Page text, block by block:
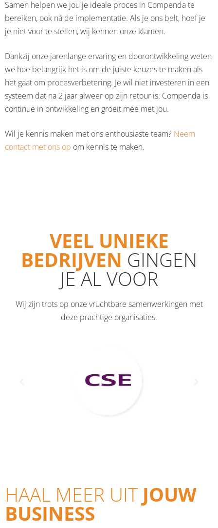
Samen helpen we jou je ideale proces in Compenda te
bereiken, ook ná de implementatie. Als je ons belt, hoef je
je niet voor te stellen, wij kennen onze klanten.
Dankzij onze jarenlange ervaring en doorontwikkeling weten
we hoe belangrijk het is om de juiste keuzes te maken als
het gaat om procesverbetering. Je wil niet investeren in een
systeem dat na 2 jaar alweer op zijn retour is. Compenda is
continue in ontwikkeling en groeit mee met jou.
Wil je kennis maken met ons enthousiaste team? Neem
contact met ons op om kennis te maken.
VEEL UNIEKE
BEDRIJVEN GINGEN
JE AL VOOR
Wij zijn trots op onze vruchtbare samenwerkingen met
deze prachtige organisaties.
HAAL MEER UIT JOUW
BUSINESS